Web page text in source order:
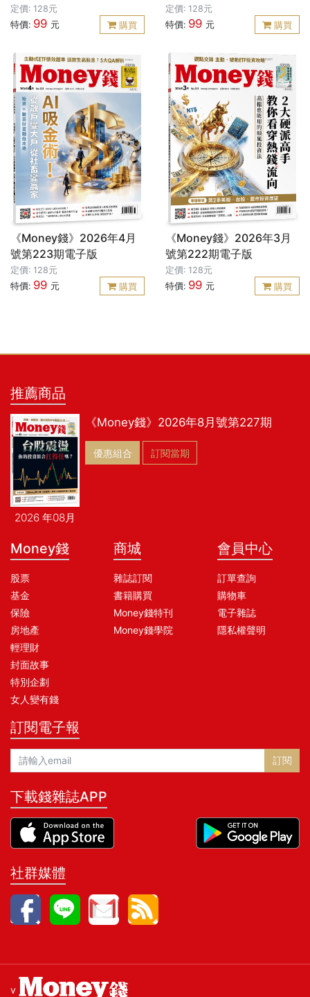
定價: 128元
特價: 99 元 購買
定價: 128元
特價: 99 元 購買
《Money錢》2026年4月
號第223期電子版
定價: 128元
特價: 99 元 購買
《Money錢》2026年3月
號第222期電子版
定價: 128元
特價: 99 元 購買
推薦商品
2026 年08月
《Money錢》2026年8月號第227期
優惠組合 訂閱當期
Money錢
股票
基金
保險
房地產
輕理財
封面故事
特別企劃
女人變有錢
商城
雜誌訂閱
書籍購買
Money錢特刊
Money錢學院
會員中心
訂單查詢
購物車
電子雜誌
隱私權聲明
訂閱電子報
訂閱
下載錢雜誌APP
社群媒體
v